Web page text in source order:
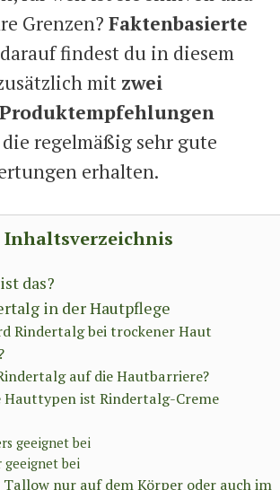
Grenzen? Faktenbasierte
darauf findest du in diesem
mit zwei
regelmäßig sehr gute
erhalten.
Inhaltsverzeichnis
das?
in der Hautpflege
Rindertalg bei trockener Haut
auf die Hautbarriere?
Hauttypen ist Rindertalg-Creme
geeignet bei
geeignet bei
nur auf dem Körper oder auch im